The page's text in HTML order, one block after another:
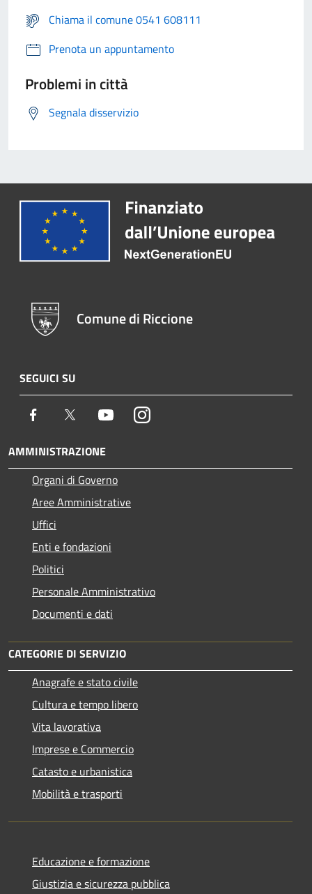
Chiama il comune 0541 608111
Prenota un appuntamento
Problemi in città
Segnala disservizio
Comune di Riccione
SEGUICI SU
Facebook Twitter YoutubeInstagram
AMMINISTRAZIONE
Organi di Governo
Aree Amministrative
Uffici
Enti e fondazioni
Politici
Personale Amministrativo
Documenti e dati
CATEGORIE DI SERVIZIO
Anagrafe e stato civile
Cultura e tempo libero
Vita lavorativa
Imprese e Commercio
Catasto e urbanistica
Mobilità e trasporti
Educazione e formazione
Giustizia e sicurezza pubblica